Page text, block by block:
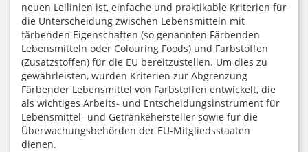
neuen Leilinien ist, einfache und praktikable Kriterien für
die Unterscheidung zwischen Lebensmitteln mit
färbenden Eigenschaften (so genannten Färbenden
Lebensmitteln oder Colouring Foods) und Farbstoffen
(Zusatzstoffen) für die EU bereitzustellen. Um dies zu
gewährleisten, wurden Kriterien zur Abgrenzung
Färbender Lebensmittel von Farbstoffen entwickelt, die
als wichtiges Arbeits- und Entscheidungsinstrument für
Lebensmittel- und Getränkehersteller sowie für die
Überwachungsbehörden der EU-Mitgliedsstaaten
dienen.